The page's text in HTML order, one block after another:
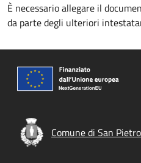
È necessario allegare il
da parte degli ulteriori
Comune di San